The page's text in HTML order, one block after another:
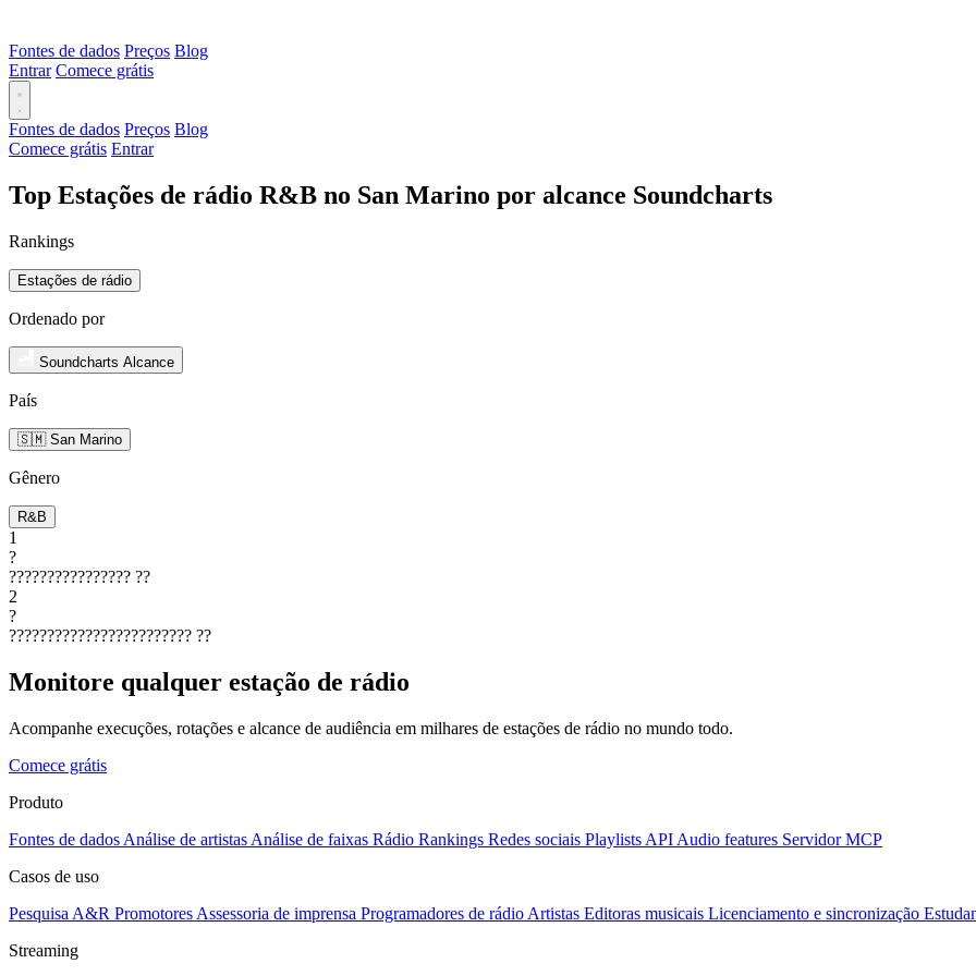
Fontes de dados Preços Blog
Entrar Comece grátis
Fontes de dados Preços Blog
Comece grátis Entrar
Top Estações de rádio R&B no San Marino por alcance Soundcharts
Rankings
Estações de rádio
Ordenado por
Soundcharts Alcance
País
🇸🇲 San Marino
Gênero
R&B
1
?
???????????????? ??
2
?
???????????????????????? ??
Monitore qualquer estação de rádio
Acompanhe execuções, rotações e alcance de audiência em milhares de estações de rádio no mundo todo.
Comece grátis
Produto
Fontes de dados Análise de artistas Análise de faixas Rádio Rankings Redes sociais Playlists API Audio features Servidor MCP
Casos de uso
Pesquisa A&R Promotores Assessoria de imprensa Programadores de rádio Artistas Editoras musicais Licenciamento e sincronização
Streaming